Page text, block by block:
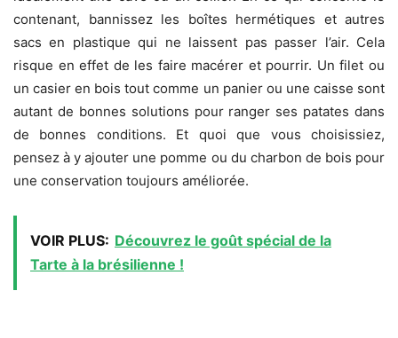
contenant, bannissez les boîtes hermétiques et autres
sacs en plastique qui ne laissent pas passer l’air. Cela
risque en effet de les faire macérer et pourrir. Un filet ou
un casier en bois tout comme un panier ou une caisse sont
autant de bonnes solutions pour ranger ses patates dans
de bonnes conditions. Et quoi que vous choisissiez,
pensez à y ajouter une pomme ou du charbon de bois pour
une conservation toujours améliorée.
VOIR PLUS: Découvrez le goût spécial de la
Tarte à la brésilienne !